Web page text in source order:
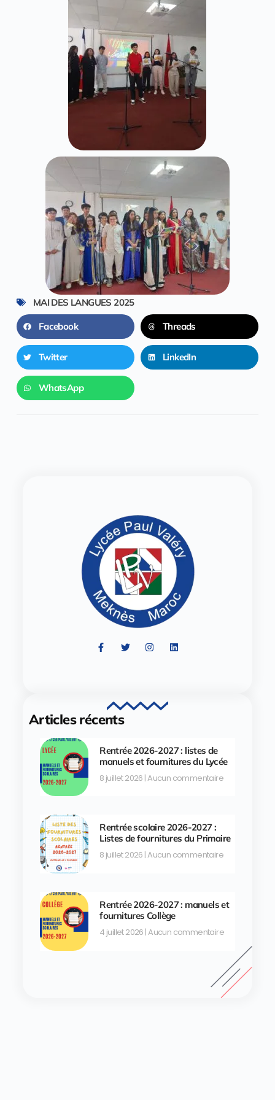
MAI DES LANGUES 2025
Facebook Threads
Twitter LinkedIn
WhatsApp
Articles récents
Rentrée 2026-2027 : listes de
manuels et fournitures du Lycée
8 juillet 2026 Aucun commentaire
Rentrée scolaire 2026-2027 :
Listes de fournitures du Primaire
8 juillet 2026 Aucun commentaire
Rentrée 2026-2027 : manuels et
fournitures Collège
4 juillet 2026 Aucun commentaire